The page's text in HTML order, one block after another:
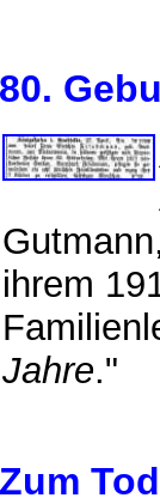
80.
ihrem
Jahre."
Zum